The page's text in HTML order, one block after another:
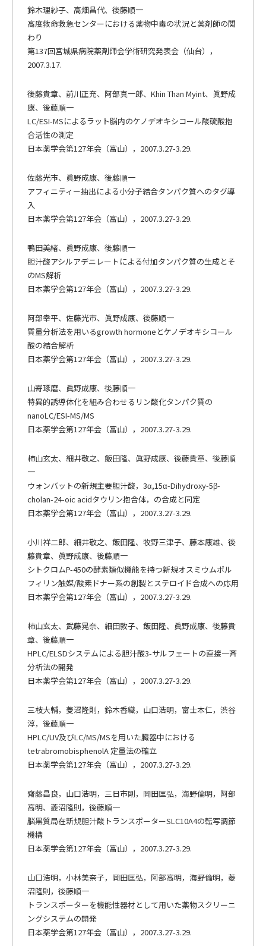
鈴木理紗子、高畑昌代、後藤順一
高度救命救急センターにおける薬物中毒の状況と薬剤師の関
わり
第137回宮城県病院薬剤師会学術研究発表会（仙台），
2007.3.17.
後藤貴章、前川正充、阿部真一郎、Khin Than Myint、眞野成
康、後藤順一
LC/ESI-MSによるラット脳内のケノデオキシコール酸硫酸抱
合活性の測定
日本薬学会第127年会（富山），2007.3.27-3.29.
佐藤光市、眞野成康、後藤順一
アフィニティー抽出による小分子結合タンパク質へのタグ導
入
日本薬学会第127年会（富山），2007.3.27-3.29.
鴨田美緒、眞野成康、後藤順一
胆汁酸アシルアデニレートによる付加タンパク質の生成とそ
のMS解析
日本薬学会第127年会（富山），2007.3.27-3.29.
阿部幸平、佐藤光市、眞野成康、後藤順一
質量分析法を用いるgrowth hormoneとケノデオキシコール
酸の結合解析
日本薬学会第127年会（富山），2007.3.27-3.29.
山嵜琢磨、眞野成康、後藤順一
特異的誘導体化を組み合わせるリン酸化タンパク質の
nanoLC/ESI-MS/MS
日本薬学会第127年会（富山），2007.3.27-3.29.
柿山玄太、細井敬之、飯田隆、眞野成康、後藤貴章、後藤順
一
ウォンバットの新規主要胆汁酸，3α,15α-Dihydroxy-5β-
cholan-24-oic acidタウリン抱合体，の合成と同定
日本薬学会第127年会（富山），2007.3.27-3.29.
小川祥二郎、細井敬之、飯田隆、牧野三津子、藤本康雄、後
藤貴章、眞野成康、後藤順一
シトクロムP-450の酵素類似機能を持つ新規オスミウムポル
フィリン触媒/酸素ドナー系の創製とステロイド合成への応用
日本薬学会第127年会（富山），2007.3.27-3.29.
柿山玄太、武藤晃奈、細田敦子、飯田隆、眞野成康、後藤貴
章、後藤順一
HPLC/ELSDシステムによる胆汁酸3-サルフェートの直接一斉
分析法の開発
日本薬学会第127年会（富山），2007.3.27-3.29.
三枝大輔，菱沼隆則，鈴木香織，山口浩明，富士本仁，渋谷
淳，後藤順一
HPLC/UV及びLC/MS/MSを用いた臓器中における
tetrabromobisphenolA 定量法の確立
日本薬学会第127年会（富山），2007.3.27-3.29.
齋藤昌良，山口浩明，三日市剛，岡田匡弘，海野倫明，阿部
高明、菱沼隆則，後藤順一
脳黒質局在新規胆汁酸トランスポーターSLC10A4の転写調節
機構
日本薬学会第127年会（富山），2007.3.27-3.29.
山口浩明，小林美奈子，岡田匡弘，阿部高明，海野倫明，菱
沼隆則，後藤順一
トランスポーターを機能性器材として用いた薬物スクリーニ
ングシステムの開発
日本薬学会第127年会（富山），2007.3.27-3.29.